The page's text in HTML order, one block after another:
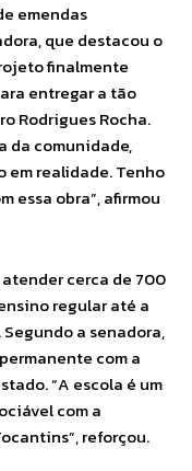
emendas
que destacou o
finalmente
entregar a tão
Rodrigues Rocha.
da comunidade,
em realidade. Tenho
essa obra”, afirmou
cerca de 700
regular até a
. Segundo a senadora,
com a
“A escola é um
com a
reforçou.